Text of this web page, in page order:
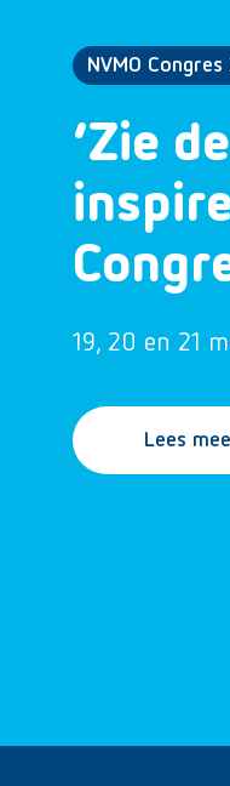
NVMO Congres
‘Zie
19, 20 en 21
Lees